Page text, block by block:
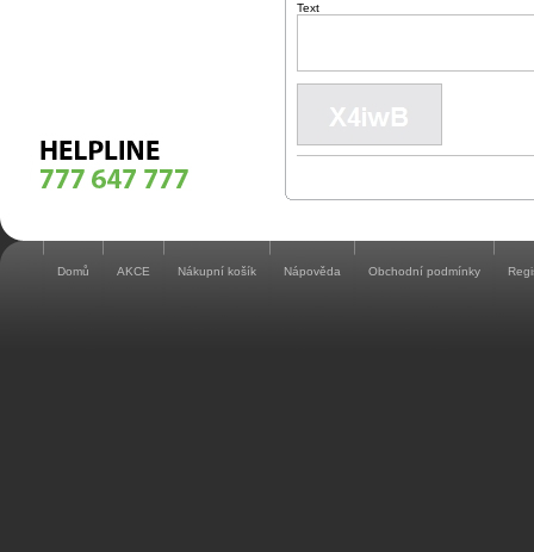
Text
Domů AKCE Nákupní košík Nápověda Obchodní podmínky